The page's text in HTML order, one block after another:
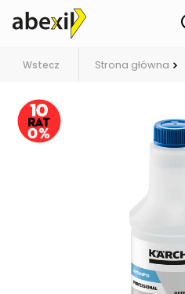
Wstecz Strona główna